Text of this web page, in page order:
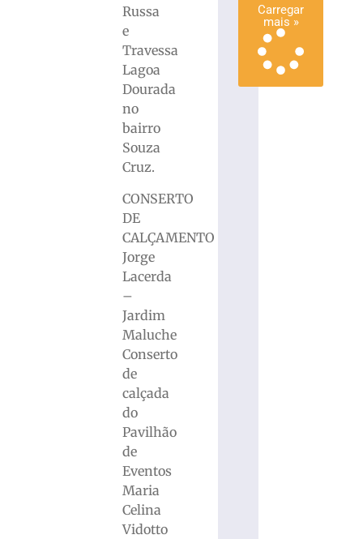
Russa
e
Travessa
Lagoa
Dourada
no
bairro
Souza
Cruz.
CONSERTO
DE
CALÇAMENTO
Jorge
Lacerda
–
Jardim
Maluche
Conserto
de
calçada
do
Pavilhão
de
Eventos
Maria
Celina
Vidotto
Carregar
mais »